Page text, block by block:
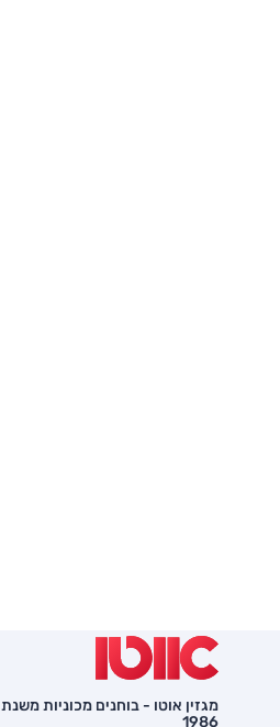
מגזין אוטו - בוחנים מכוניות משנת
1986